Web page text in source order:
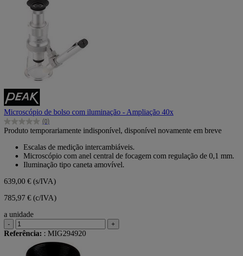
Microscópio de bolso com iluminação - Ampliação 40x
(0)
0.0
em
estrelas.
Produto temporariamente indisponível, disponível novamente em breve
Escalas de medição intercambiáveis.
Microscópio com anel central de focagem com regulação de 0,1 mm.
Iluminação tipo caneta amovível.
639,00 € (s/IVA)
785,97 € (c/IVA)
a unidade
- +
Referência: : MIG294920